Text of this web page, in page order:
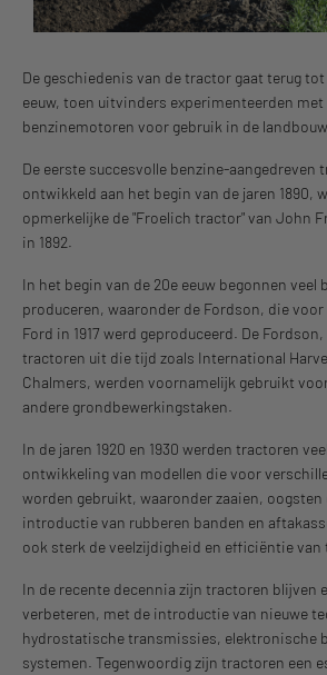
De geschiedenis van de tractor gaat terug tot
eeuw, toen uitvinders experimenteerden
benzinemotoren voor gebruik in de
De eerste succesvolle benzine-aangedreven
ontwikkeld aan het begin van de jaren 1890,
opmerkelijke de "Froelich tractor" van John
in 1892.
In het begin van de 20e eeuw begonnen
produceren, waaronder de Fordson, die
Ford in 1917 werd geproduceerd. De
tractoren uit die tijd zoals International
Chalmers, werden voornamelijk gebruikt
andere grondbewerkingstaken.
In de jaren 1920 en 1930 werden tractoren
ontwikkeling van modellen die voor
worden gebruikt, waaronder zaaien,
introductie van rubberen banden en
ook sterk de veelzijdigheid en efficiëntie van
In de recente decennia zijn tractoren blijven
verbeteren, met de introductie van nieuwe
hydrostatische transmissies, elektronische
systemen. Tegenwoordig zijn tractoren een